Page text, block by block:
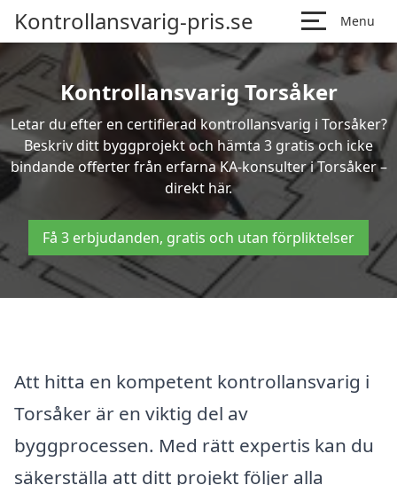
Kontrollansvarig-pris.se Menu
Kontrollansvarig Torsåker
Letar du efter en certifierad kontrollansvarig i Torsåker?
Beskriv ditt byggprojekt och hämta 3 gratis och icke
bindande offerter från erfarna KA-konsulter i Torsåker –
direkt här.
Få 3 erbjudanden, gratis och utan förpliktelser
Att hitta en kompetent kontrollansvarig i
Torsåker är en viktig del av
byggprocessen. Med rätt expertis kan du
säkerställa att ditt projekt följer alla